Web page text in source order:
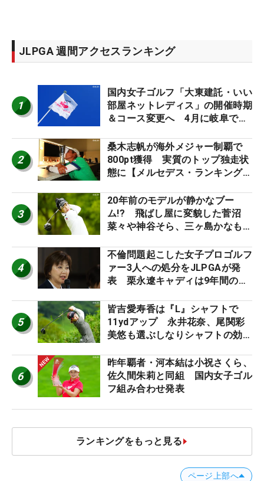
JLPGA 週間アクセスランキング
1
国内女子ゴルフ「大東建託・いい
部屋ネットレディス」の開催時期
＆コース変更へ 4月に岐阜で開
2
桑木志帆が海外メジャー制覇で
800pt獲得 実質のトップ独走状
態に【メルセデス・ランキング番
3
20年前のモデルが静かなブー
ム!? 飛ばし屋に変貌した菅沼
菜々や神谷そら、三ヶ島かなも使
ロたちの“飛ばしギア”】
4
不倫問題起こした女子プロゴルフ
ァー3人への処分をJLPGAが発
表 栗永遼キャディは9年間の立
5
皆吉愛寿香は『L』シャフトで
11ydアップ 永井花奈、尾関彩
美悠も選ぶしなりシャフトの効果
ア”】
6
昨年覇者・河本結は小祝さくら、
佐久間朱莉と同組 国内女子ゴル
フ組み合わせ発表
ランキングをもっと見る
ページ上部へ